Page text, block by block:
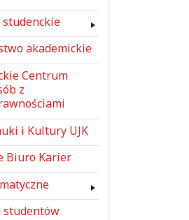
akademickie
Centrum
z
i Kultury UJK
Biuro Karier
studentów